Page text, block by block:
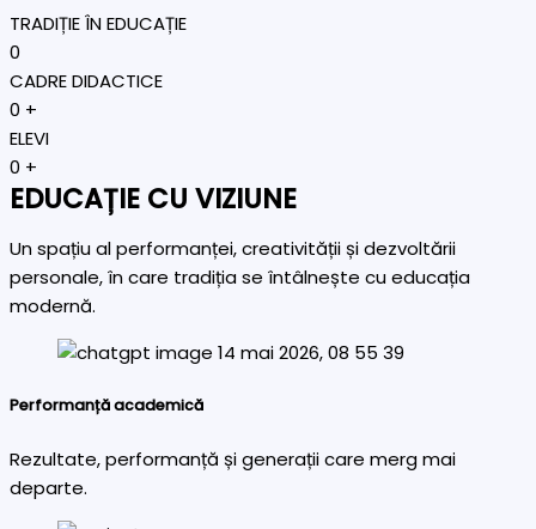
TRADIȚIE ÎN EDUCAȚIE
0
CADRE DIDACTICE
0 +
ELEVI
0 +
EDUCAȚIE CU VIZIUNE
Un spațiu al performanței, creativității și dezvoltării
personale, în care tradiția se întâlnește cu educația
modernă.
Performanță academică
Rezultate, performanță și generații care merg mai
departe.